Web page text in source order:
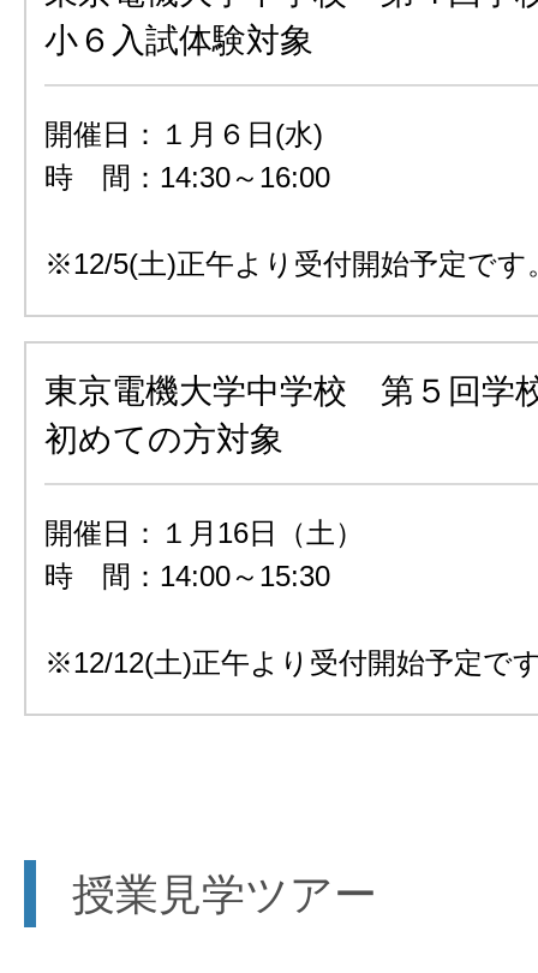
小６入試体験対象
開催日：１月６日(水)
時 間：14:30～16:00
※12/5(土)正午より受付開始予定です
東京電機大学中学校 第５回
初めての方対象
開催日：１月16日（土）
時 間：14:00～15:30
※12/12(土)正午より受付開始予定で
授業見学ツアー